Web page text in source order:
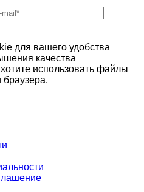
для вашего удобства
качества
использовать файлы
браузера.